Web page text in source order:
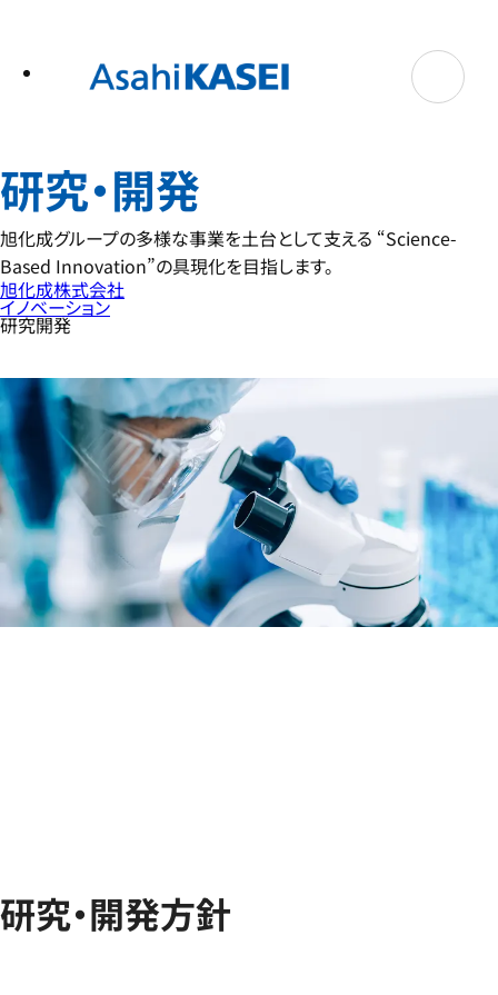
研究・開発
旭化成グループの多様な事業を土台として支える “Science-
Based Innovation”の具現化を目指します。
旭化成株式会社
イノベーション
研究開発
研究・開発方針